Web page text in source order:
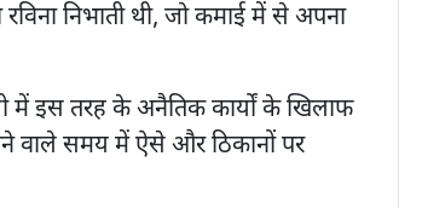
रविना निभाती थी, जो कमाई में से अपना
में इस तरह के अनैतिक कार्यों के खिलाफ
वाले समय में ऐसे और ठिकानों पर